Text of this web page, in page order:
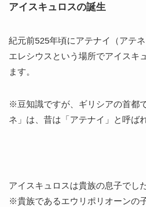
アイスキュロスの誕生
紀元前525年頃にアテナイ（アテ
エレシウスという場所でアイスキ
ます。
※豆知識ですが、ギリシアの首都
ネ」は、昔は「アテナイ」と呼ば
アイスキュロスは貴族の息子でした
※貴族であるエウリポリオーンの